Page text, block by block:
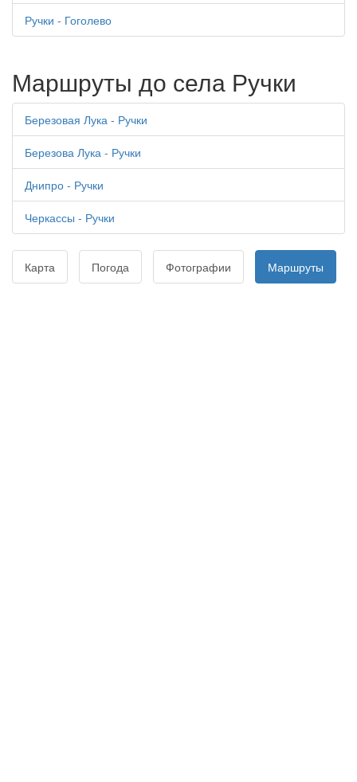
Ручки - Гоголево
Маршруты до села Ручки
Березовая Лука - Ручки
Березова Лука - Ручки
Днипро - Ручки
Черкассы - Ручки
Карта Погода Фотографии Маршруты